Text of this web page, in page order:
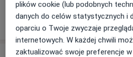
Karczówkowska 36, 25-711 Kielce
Zobacz nasze oferty pracy
plików cookie (lub podobnych
danych do celów statystycznych i
oparciu o Twoje zwyczaje
internetowych. W każdej chwili
zaktualizować swoje preferencje